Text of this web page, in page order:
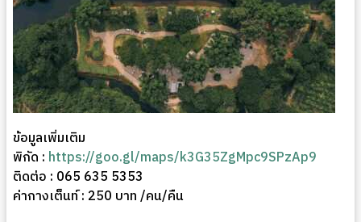
ข้อมูลเพิ่มเติม
พิกัด : https://goo.gl/maps/k3G35ZgMpc9SPzAp9
ติดต่อ : 065 635 5353
ค่ากางเต็นท์ : 250 บาท /คน/คืน